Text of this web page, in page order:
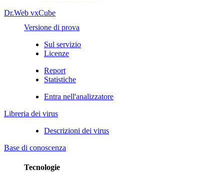
Dr.Web vxCube
Versione di prova
Sul servizio
Licenze
Report
Statistiche
Entra nell'analizzatore
Libreria dei virus
Descrizioni dei virus
Base di conoscenza
Tecnologie